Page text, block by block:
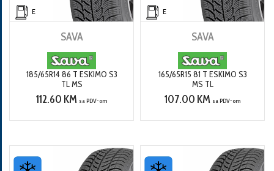
E
SAVA
185/65R14 86 T ESKIMO S3
TL MS
112.60 KM sa PDV-om
E
SAVA
165/65R15 81 T ESKIMO S3
MS TL
107.00 KM sa PDV-om